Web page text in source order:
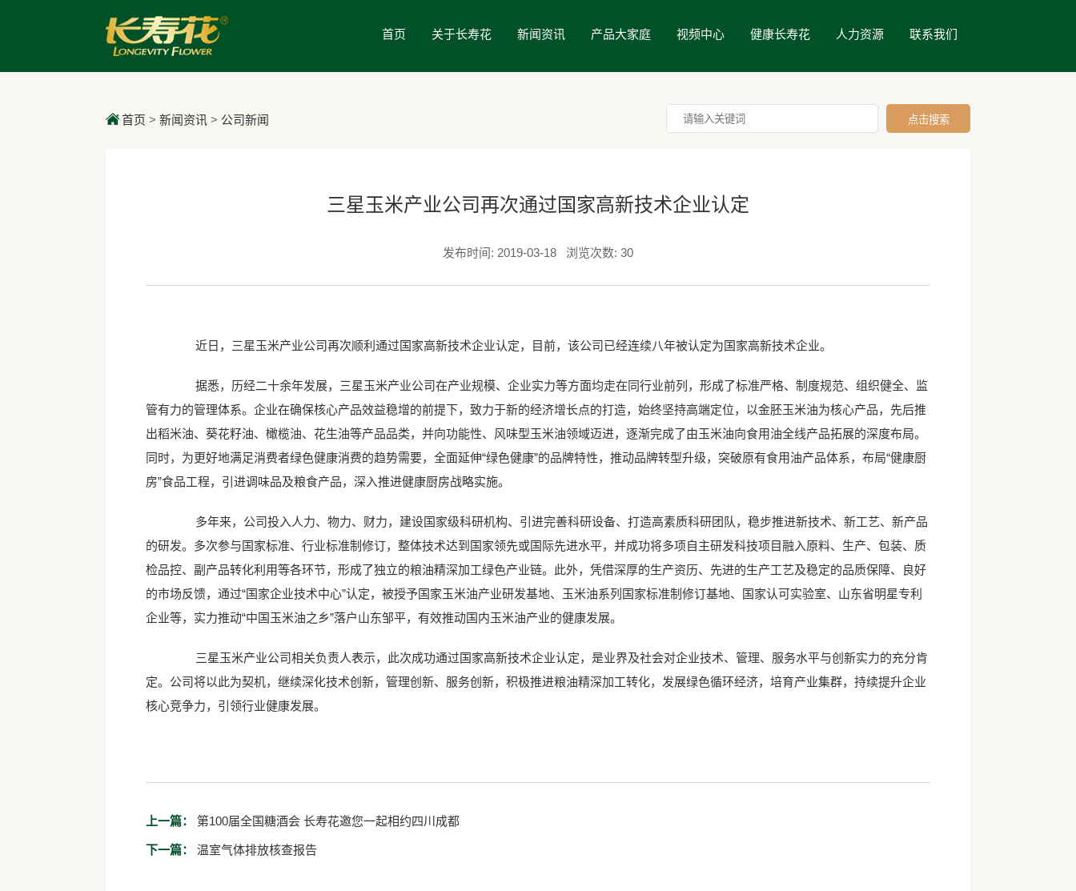
首页 关于长寿花 新闻资讯 产品大家庭 视频中心 健康长寿花 人力资源 联系我们
首页 > 新闻资讯 > 公司新闻
三星玉米产业公司再次通过国家高新技术企业认定
发布时间: 2019-03-18 浏览次数: 30
近日，三星玉米产业公司再次顺利通过国家高新技术企业认定，目前，该公司已经连续八年被认定为国家高新技术企业。
据悉，历经二十余年发展，三星玉米产业公司在产业规模、企业实力等方面均走在同行业前列，形成了标准严格、制度规范、组织健全、监
管有力的管理体系。企业在确保核心产品效益稳增的前提下，致力于新的经济增长点的打造，始终坚持高端定位，以金胚玉米油为核心产品，先后推
出稻米油、葵花籽油、橄榄油、花生油等产品品类，并向功能性、风味型玉米油领域迈进，逐渐完成了由玉米油向食用油全线产品拓展的深度布局。
同时，为更好地满足消费者绿色健康消费的趋势需要，全面延伸“绿色健康”的品牌特性，推动品牌转型升级，突破原有食用油产品体系，布局“健康厨
房”食品工程，引进调味品及粮食产品，深入推进健康厨房战略实施。
多年来，公司投入人力、物力、财力，建设国家级科研机构、引进完善科研设备、打造高素质科研团队，稳步推进新技术、新工艺、新产品
的研发。多次参与国家标准、行业标准制修订，整体技术达到国家领先或国际先进水平，并成功将多项自主研发科技项目融入原料、生产、包装、质
检品控、副产品转化利用等各环节，形成了独立的粮油精深加工绿色产业链。此外，凭借深厚的生产资历、先进的生产工艺及稳定的品质保障、良好
的市场反馈，通过“国家企业技术中心”认定，被授予国家玉米油产业研发基地、玉米油系列国家标准制修订基地、国家认可实验室、山东省明星专利
企业等，实力推动“中国玉米油之乡”落户山东邹平，有效推动国内玉米油产业的健康发展。
三星玉米产业公司相关负责人表示，此次成功通过国家高新技术企业认定，是业界及社会对企业技术、管理、服务水平与创新实力的充分肯
定。公司将以此为契机，继续深化技术创新，管理创新、服务创新，积极推进粮油精深加工转化，发展绿色循环经济，培育产业集群，持续提升企业
核心竞争力，引领行业健康发展。
上一篇： 第100届全国糖酒会 长寿花邀您一起相约四川成都
下一篇： 温室气体排放核查报告